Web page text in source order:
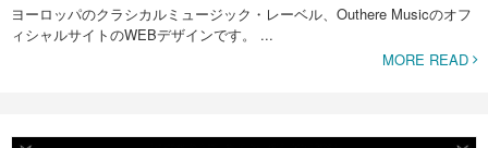
ヨーロッパのクラシカルミュージック・レーベル、Outhere Musicのオフ
ィシャルサイトのWEBデザインです。 ...
MORE READ